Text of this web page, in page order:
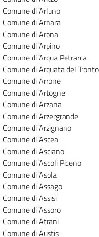
Comune di Arluno
Comune di Arnara
Comune di Arona
Comune di Arpino
Comune di Arqua Petrarca
Comune di Arquata del Tronto
Comune di Arrone
Comune di Artogne
Comune di Arzana
Comune di Arzergrande
Comune di Arzignano
Comune di Ascea
Comune di Asciano
Comune di Ascoli Piceno
Comune di Asola
Comune di Assago
Comune di Assisi
Comune di Assoro
Comune di Atrani
Comune di Austis